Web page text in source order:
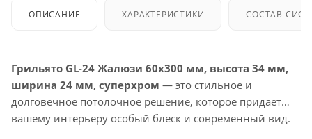
ОПИСАНИЕ ХАРАКТЕРИСТИКИ СОСТАВ
Грильято GL-24 Жалюзи 60x300 мм, высота 34 мм,
ширина 24 мм, суперхром — это стильное и
долговечное потолочное решение, которое придает
вашему интерьеру особый блеск и современный вид.